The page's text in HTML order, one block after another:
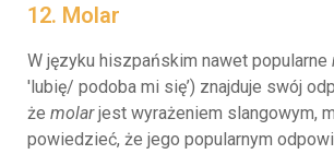
12. Molar
W języku hiszpańskim nawet popularne
'lubię/ podoba mi się’) znajduje swój
że molarjest wyrażeniem slangowym,
powiedzieć, że jego popularnym